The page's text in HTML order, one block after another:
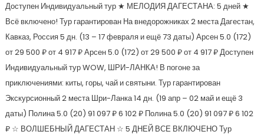
Доступен Индивидуальный тур ★ МЕЛОДИЯ ДАГЕСТАНА: 5 дней ★
Всё включено! Тур гарантирован На внедорожниках 2 места Дагестан,
Кавказ, Россия5 дн. (13 – 17 февраля и ещё 73 даты) Арсен 5.0 (172)
от 29 500 ₽от 4 917 ₽Арсен 5.0 (172) от 29 500 ₽от 4 917 ₽Доступен
Индивидуальный турWOW, ШРИ-ЛАНКА! В погоне за
приключениями: киты, горы, чай и святыни. Тур гарантирован
Экскурсионный 2 места Шри-Ланка14 дн. (19 апр – 02 май и ещё 3
даты) Полина 5.0 (20) 91 097 ₽6 102 ₽ Полина 5.0 (20) 91 097 ₽6 102
₽ ☆ ВОЛШЕБНЫЙ ДАГЕСТАН ☆ 5 ДНЕЙ ВСЕ ВКЛЮЧЕНО Тур